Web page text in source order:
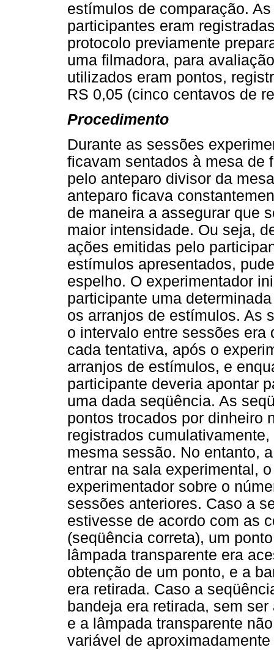
estímulos de comparação.
participantes eram
protocolo previamente
uma filmadora, para
utilizados eram pontos,
RS 0,05 (cinco centavos de
Procedimento
Durante as sessões
ficavam sentados à mesa de
pelo anteparo divisor da
anteparo ficava
de maneira a assegurar que
maior intensidade. Ou seja,
ações emitidas pelo
estímulos apresentados,
espelho. O experimentador
participante uma
os arranjos de estímulos. As
o intervalo entre sessões era
cada tentativa, após o
arranjos de estímulos, e
participante deveria apontar
uma dada seqüência. As
pontos trocados por dinheiro
registrados
mesma sessão. No entanto,
entrar na sala experimental,
experimentador sobre o
sessões anteriores. Caso a
estivesse de acordo com as
(seqüência correta), um
lâmpada transparente era
obtenção de um ponto, e a
era retirada. Caso a
bandeja era retirada, sem
e a lâmpada transparente
variável de